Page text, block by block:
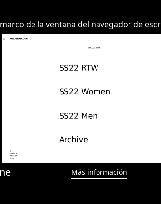
Más información